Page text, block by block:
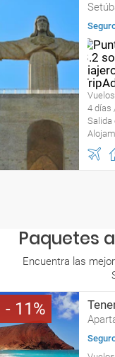
4 días
Salida
Paquetes
Encuentra las
11